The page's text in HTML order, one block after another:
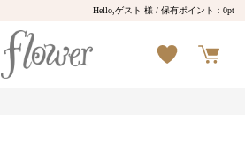
Hello,ゲスト 様 / 保有ポイント：0pt